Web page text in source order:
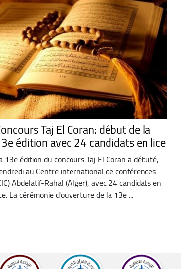
Taj El Coran: début de la
édition avec 24 candidats en lice
13e édition du concours Taj El Coran a débuté,
au Centre international de conférences
Abdelatif-Rahal (Alger), avec 24 candidats en
La cérémonie d'ouverture de la 13e ...